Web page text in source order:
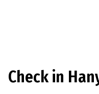
Check in